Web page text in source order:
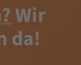
Wir
da!